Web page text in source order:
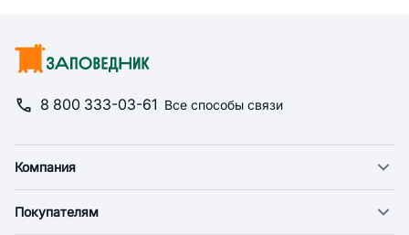
8 800 333-03-61 Все способы связи
Компания
Новости
Покупателям